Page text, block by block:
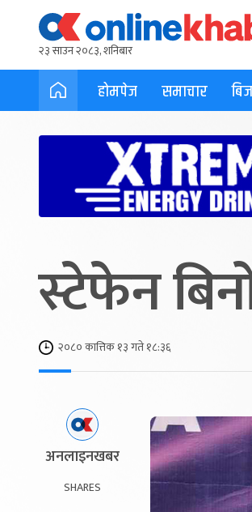
२३ साउन २०८३, शनिबार
होमपेज समाचार
स्टेफेन
२०८० कात्तिक १३ गते १८:३६
अनलाइनखबर
SHARES